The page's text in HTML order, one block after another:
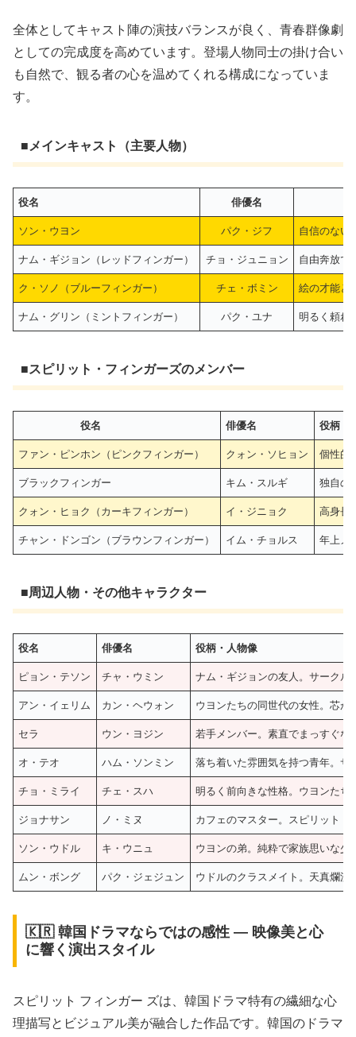
全体としてキャスト陣の演技バランスが良く、青春群像劇
としての完成度を高めています。登場人物同士の掛け合い
も自然で、観る者の心を温めてくれる構成になっていま
す。
■メインキャスト（主要人物）
役名 俳優名
ソン・ウヨン パク・ジフ 自信のない
ナム・ギジョン（レッドフィンガー） チョ・ジュニョン 自由奔放で
ク・ソノ（ブルーフィンガー） チェ・ボミン 絵の才能と
ナム・グリン（ミントフィンガー） パク・ユナ 明るく頼れ
■スピリット・フィンガーズのメンバー
役名 俳優名 役柄・
ファン・ピンホン（ピンクフィンガー） クォン・ソヒョン 個性的
ブラックフィンガー キム・スルギ 独自の
クォン・ヒョク（カーキフィンガー） イ・ジニョク 高身長
チャン・ドンゴン（ブラウンフィンガー） イム・チョルス 年上メ
■周辺人物・その他キャラクター
役名 俳優名 役柄・人物像
ピョン・テソン チャ・ウミン ナム・ギジョンの友人。サーク
アン・イェリム カン・ヘウォン ウヨンたちの同世代の女性。芯
セラ ウン・ヨジン 若手メンバー。素直でまっすぐな
オ・テオ ハム・ソンミン 落ち着いた雰囲気を持つ青年。サ
チョ・ミライ チェ・スハ 明るく前向きな性格。ウヨンたち
ジョナサン ノ・ミヌ カフェのマスター。スピリット
ソン・ウドル キ・ウニュ ウヨンの弟。純粋で家族思いな少
ムン・ボング パク・ジェジュン ウドルのクラスメイト。天真爛
🇰🇷 韓国ドラマならではの感性 ― 映像美と心
に響く演出スタイル
スピリット フィンガー ズは、韓国ドラマ特有の繊細な心
理描写とビジュアル美が融合した作品です。韓国のドラマ